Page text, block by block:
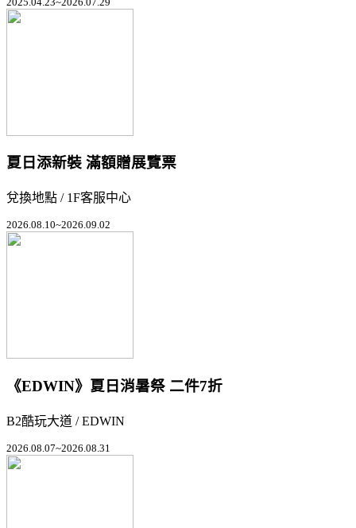
夏日添新裝 滿額贈展覽票
兌換地點 / 1F客服中心
2026.08.10~2026.09.02
《EDWIN》夏日消暑祭 二件7折
B2酷玩大道 / EDWIN
2026.08.07~2026.08.31